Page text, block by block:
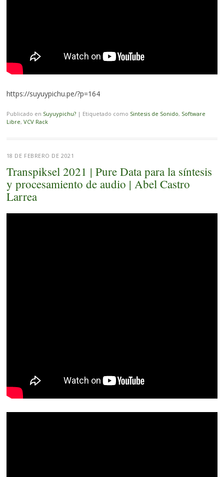
https://suyuypichu.pe/?p=164
Publicado en Suyuypichu? | Etiquetado como Sintesis de Sonido, Software
Libre, VCV Rack
18 DE FEBRERO DE 2021
Transpiksel 2021 | Pure Data para la síntesis
y procesamiento de audio | Abel Castro
Larrea